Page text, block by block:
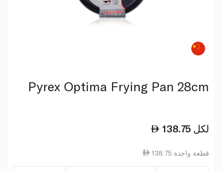
Pyrex Optima Frying Pan 28cm
138.75 لكل
138.75 قطعة واحدة